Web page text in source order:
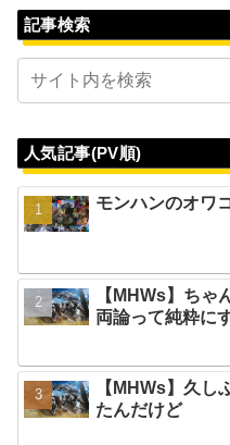
記事検索
人気記事(PV順)
モンハンのオワ
【MHWs】ちゃ
両論って純粋に
【MHWs】久し
たんだけど